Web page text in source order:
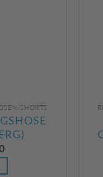
SHORTS